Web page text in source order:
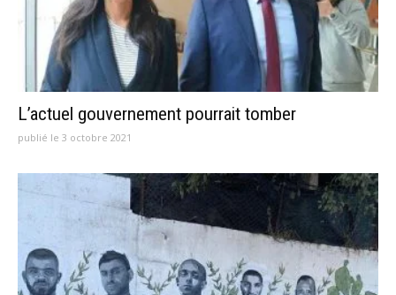
L’actuel gouvernement pourrait tomber
publié le 3 octobre 2021